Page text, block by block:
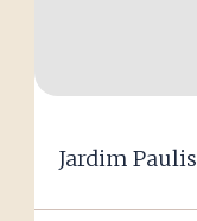
Jardim